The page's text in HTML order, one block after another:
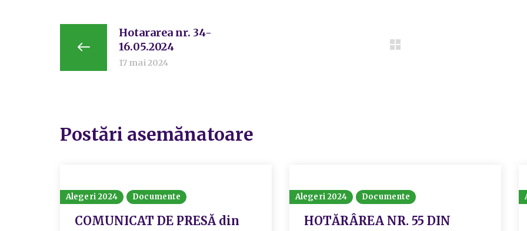
Hotararea nr. 34-
16.05.2024
17 mai 2024
Postări asemănatoare
Alegeri 2024 Documente
COMUNICAT DE PRESĂ din
Alegeri 2024 Documente
HOTĂRÂREA NR. 55 DIN